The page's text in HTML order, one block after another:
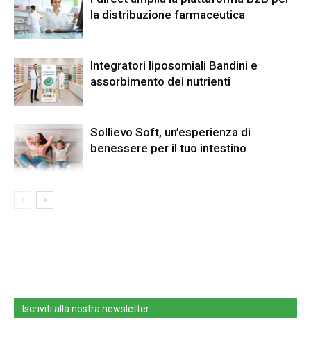
la distribuzione farmaceutica
Integratori liposomiali Bandini e
assorbimento dei nutrienti
Sollievo Soft, un’esperienza di
benessere per il tuo intestino
Iscriviti alla nostra newsletter